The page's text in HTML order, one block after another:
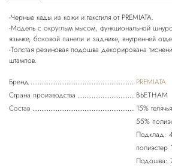
-Черные кеды из кожи и текстиля от PREMIATA.
-Модель с округлым мысом, функциональной
язычке, боковой панели и заднике, внутренней
-Толстая резиновая подошва декорирована
Бренд
PREMIATA
Страна производства
ВЬЕТНАМ
Состав
15%
55%
Подклад:
полиэстер
Подошва: